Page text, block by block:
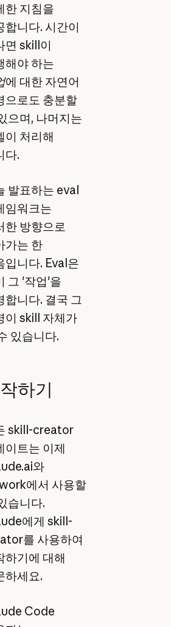
한 지침을
합니다. 시간이
면 skill이
해야 하는
에 대한 자연어
으로도 충분할
으며, 나머지는
이 처리해
다.
발표하는 eval
임워크는
한 방향으로
가는 한
입니다. Eval은
그 '작업'을
합니다. 결국 그
이 skill 자체가
있습니다.
하기
skill-creator
이트는 이제
와
에서 사용할
습니다.
에게 skill-
를 사용하여
하기에 대해
하세요.
Code